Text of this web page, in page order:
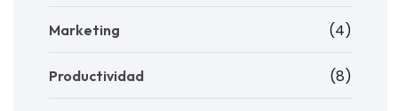
Marketing (4)
Productividad (8)